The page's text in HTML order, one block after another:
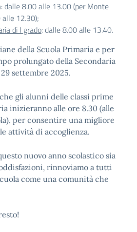
: dalle 8.00 alle 13.00 (per Monte
12.30);
di I grado: dalle 8.00 alle 13.40.
della Scuola Primaria e per
prolungato della Secondaria
settembre 2025.
gli alunni delle classi prime
inizieranno alle ore 8.30 (alle
per consentire una migliore
attività di accoglienza.
nuovo anno scolastico sia
rinnoviamo a tutti
come una comunità che